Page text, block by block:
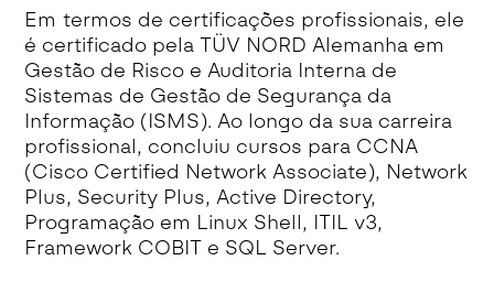
Em termos de certificações profissionais, ele
é certificado pela TÜV NORD Alemanha em
Gestão de Risco e Auditoria Interna de
Sistemas de Gestão de Segurança da
Informação (ISMS). Ao longo da sua carreira
profissional, concluiu cursos para CCNA
(Cisco Certified Network Associate), Network
Plus, Security Plus, Active Directory,
Programação em Linux Shell, ITIL v3,
Framework COBIT e SQL Server.